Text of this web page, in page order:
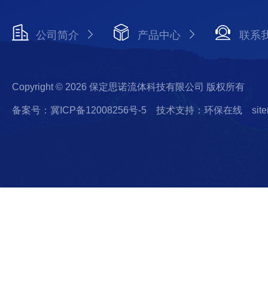
公司简介 产品中心 联系
Copyright © 2026 保定思诺流体科技有限公司 版权所有
备案号：冀ICP备12008256号-5 技术支持：环保在线